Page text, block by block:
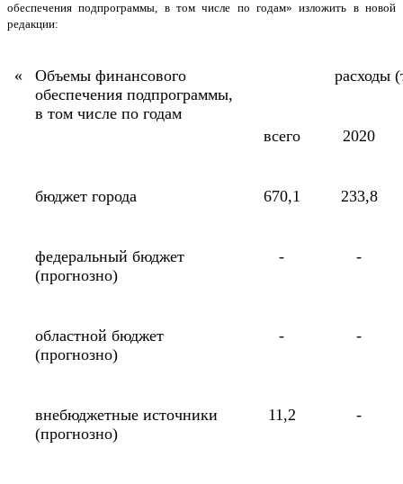
обеспечения подпрограммы, в том числе по годам» изложить в новой
редакции:
«
Объемы финансового
обеспечения подпрограммы,
в том числе по годам
расходы
всего 2020
бюджет города 670,1 233,8
федеральный бюджет
(прогнозно)
- -
областной бюджет
(прогнозно)
- -
внебюджетные источники
(прогнозно)
11,2 -